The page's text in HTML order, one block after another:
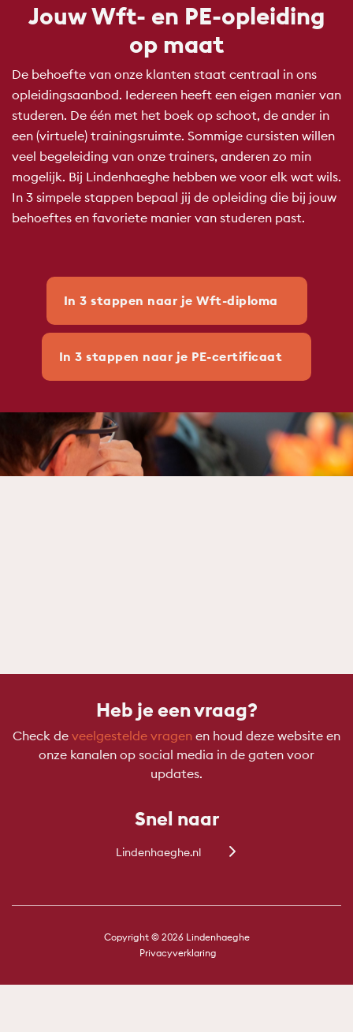
Jouw Wft- en PE-opleiding
op maat
De behoefte van onze klanten staat centraal in ons
opleidingsaanbod. Iedereen heeft een eigen manier van
studeren. De één met het boek op schoot, de ander in
een (virtuele) trainingsruimte. Sommige cursisten willen
veel begeleiding van onze trainers, anderen zo min
mogelijk. Bij Lindenhaeghe hebben we voor elk wat wils.
In 3 simpele stappen bepaal jij de opleiding die bij jouw
behoeftes en favoriete manier van studeren past.
In 3 stappen naar je Wft-diploma
In 3 stappen naar je PE-certificaat
Heb je een vraag?
Check de veelgestelde vragen en houd deze website en
onze kanalen op social media in de gaten voor
updates.
Snel naar
Lindenhaeghe.nl
Copyright © 2026 Lindenhaeghe
Privacyverklaring